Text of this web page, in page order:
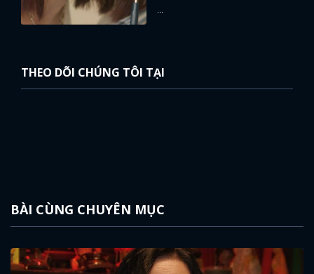
...
THEO DÕI CHÚNG TÔI TẠI
BÀI CÙNG CHUYÊN MỤC